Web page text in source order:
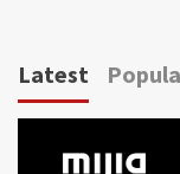
Latest